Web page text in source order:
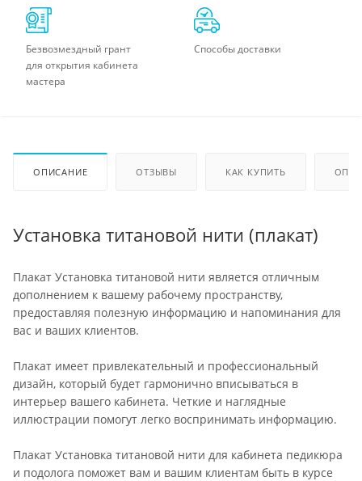
Безвозмездный грант
для открытия кабинета
мастера
Способы доставки
ОПИСАНИЕ ОТЗЫВЫ КАК КУПИТЬ
Установка титановой нити (плакат)
Плакат Установка титановой нити является отличным
дополнением к вашему рабочему пространству,
предоставляя полезную информацию и напоминания для
вас и ваших клиентов.
Плакат имеет привлекательный и профессиональный
дизайн, который будет гармонично вписываться в
интерьер вашего кабинета. Четкие и наглядные
иллюстрации помогут легко воспринимать информацию.
Плакат Установка титановой нити для кабинета педикюра
и подолога поможет вам и вашим клиентам быть в курсе